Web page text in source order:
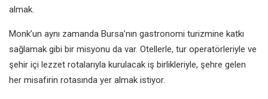
almak.
Monk’un aynı zamanda Bursa’nın gastronomi turizmine katkı
sağlamak gibi bir misyonu da var. Otellerle, tur operatörleriyle ve
şehir içi lezzet rotalarıyla kurulacak iş birlikleriyle, şehre gelen
her misafirin rotasında yer almak istiyor.